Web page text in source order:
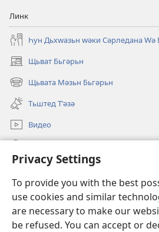
Privacy Settings
To provide you with the best
use cookies and similar
are necessary to make our
be refused. You can accept or
Линк
Һун Дьхԝазьн ԝәки Сәрледана Ԝә
Щьват Бьгәрьн
(opens
new
window)
Щьвата Мәзьн Бьгәрьн
(opens
new
window)
Тьштед Тʹәзә
Видео
(opens
window)КʹЬТЕБХАНӘЙА ОНЛАЙН йа Бьрща
(opens
new